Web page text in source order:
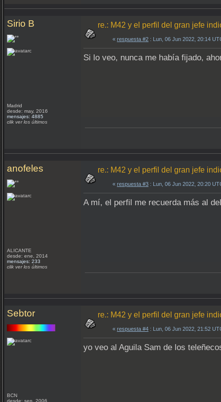
Sirio B
Madrid
desde: may, 2016
mensajes: 4885
clik ver los últimos
re.: M42 y el perfil del gran jefe
« respuesta #2 : Lun, 06 Jun 2022, 20:14
Si lo veo, nunca me había fijado,
anofeles
ALICANTE
desde: ene, 2014
mensajes: 233
clik ver los últimos
re.: M42 y el perfil del gran jefe
« respuesta #3 : Lun, 06 Jun 2022, 20:20
A mí, el perfil me recuerda más al
Sebtor
BCN
desde: sep, 2006
re.: M42 y el perfil del gran jefe
« respuesta #4 : Lun, 06 Jun 2022, 21:52
yo veo al Aguila Sam de los